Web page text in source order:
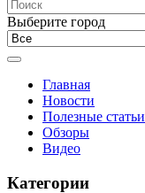
Выберите город
Главная
Новости
Полезные статьи
Обзоры
Видео
Категории